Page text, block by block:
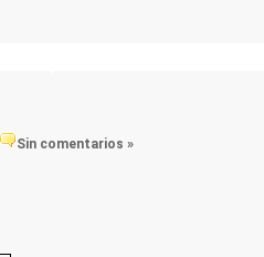
Sin comentarios »